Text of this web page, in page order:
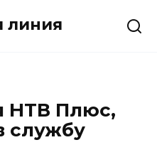
линия
НТВ Плюс,
службу